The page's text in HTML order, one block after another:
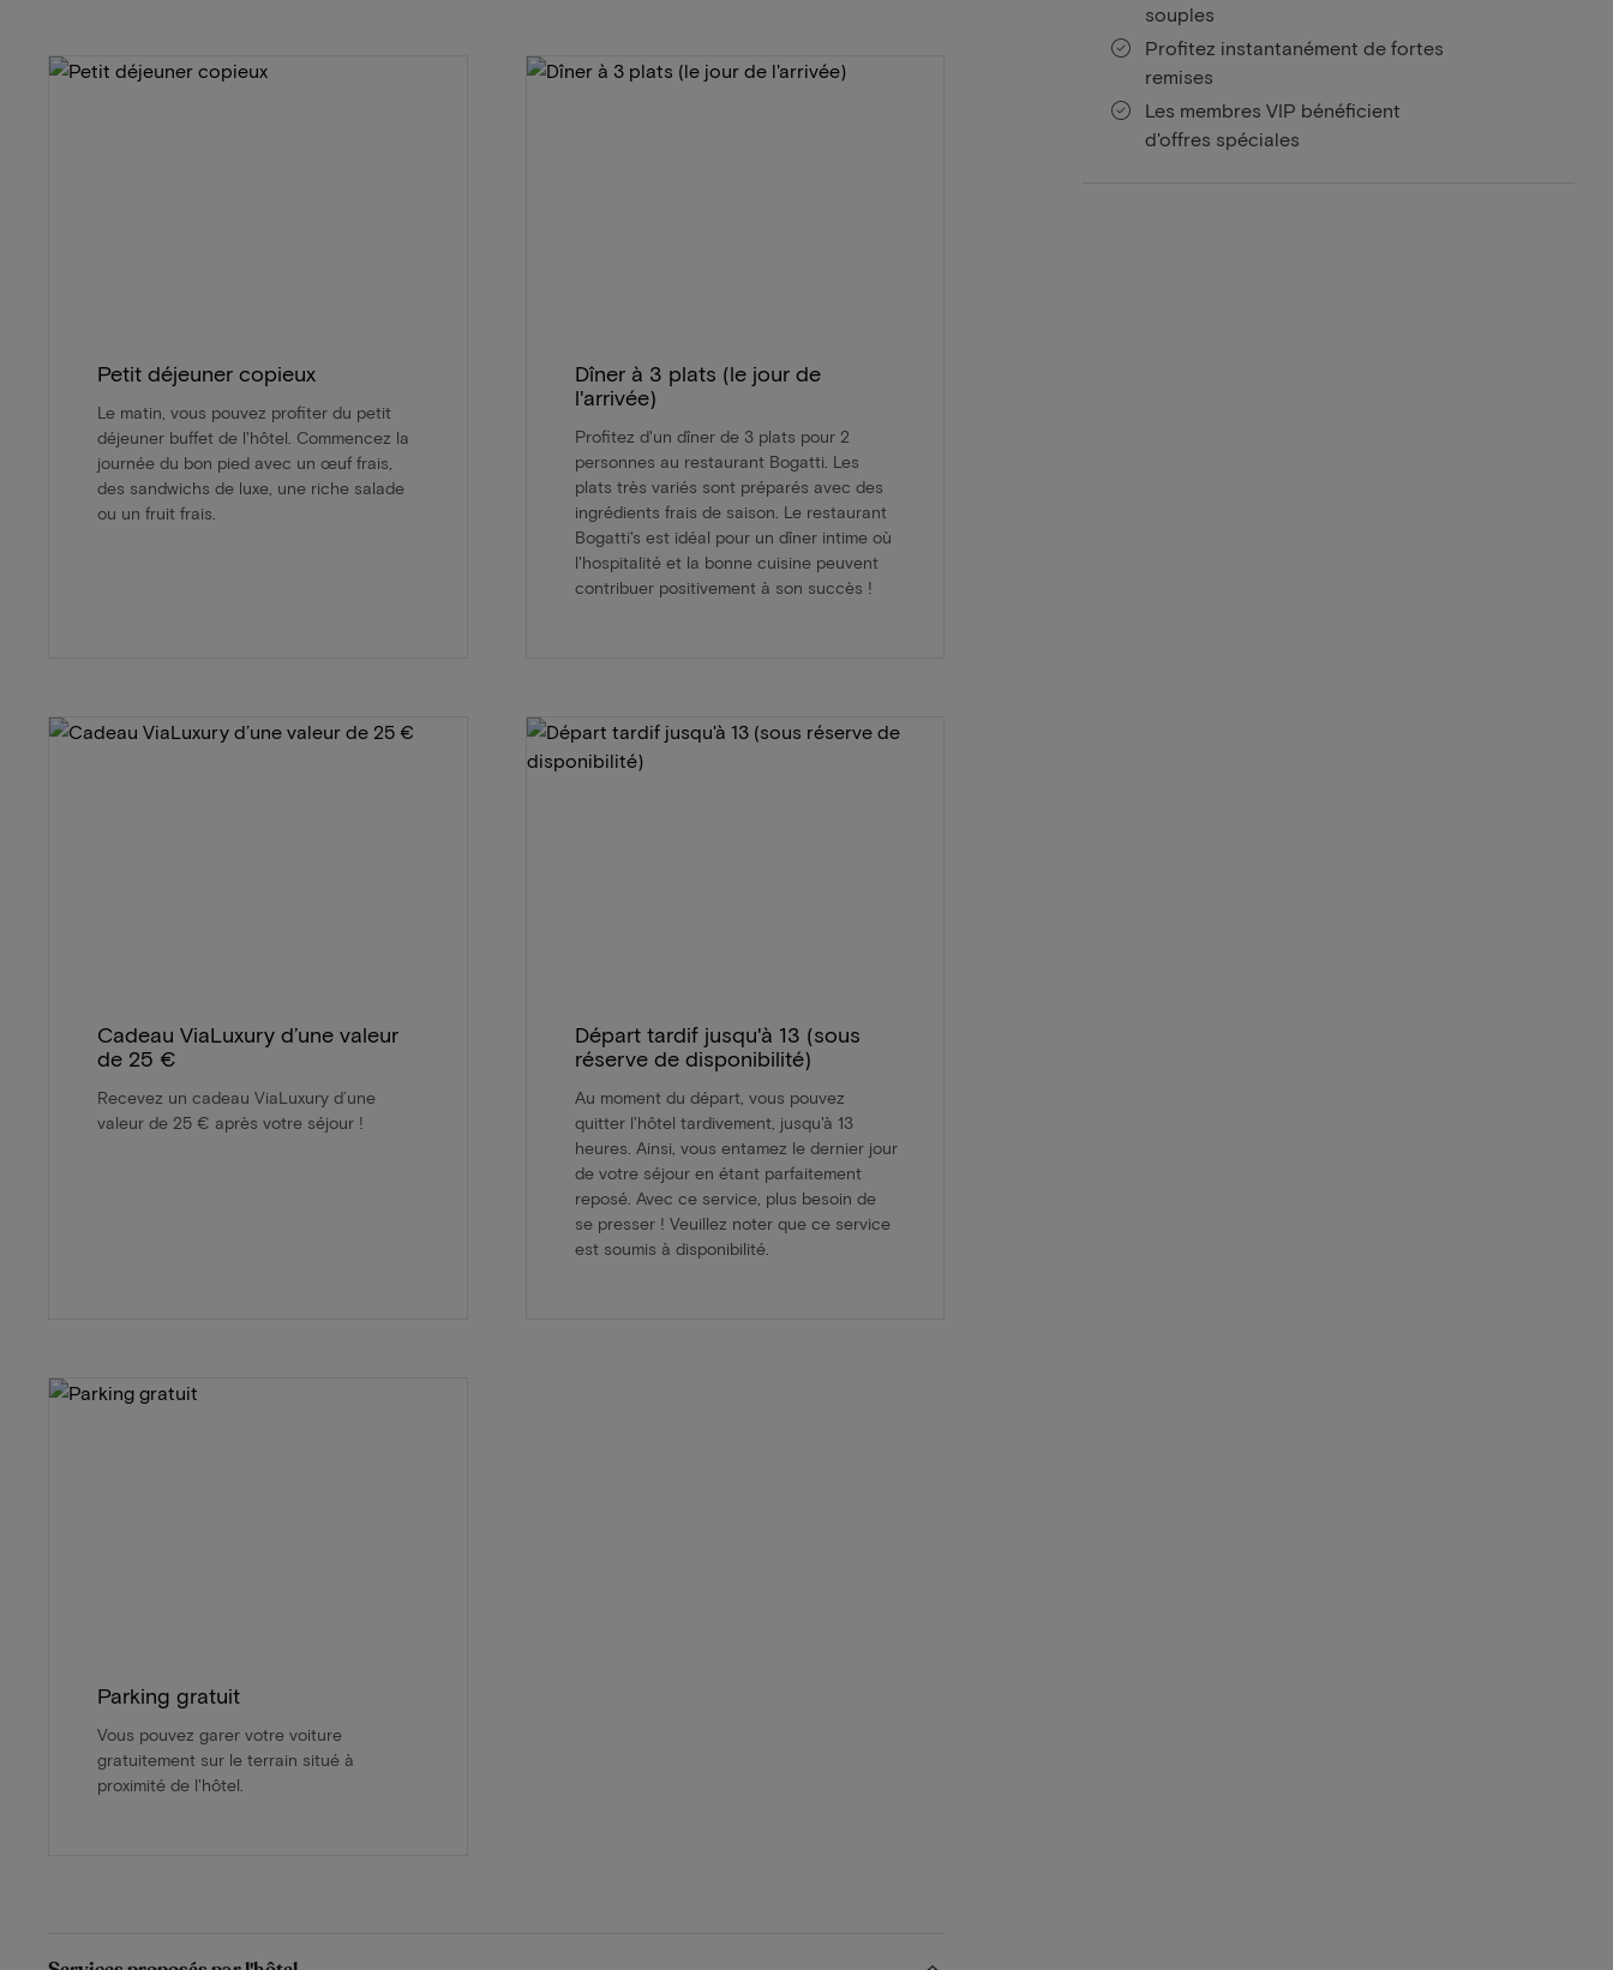
souples
Profitez instantanément de fortes
remises
Les membres VIP bénéficient
d'offres spéciales
Petit déjeuner copieux
Le matin, vous pouvez profiter du petit
déjeuner buffet de l'hôtel. Commencez la
journée du bon pied avec un œuf frais,
des sandwichs de luxe, une riche salade
ou un fruit frais.
Dîner à 3 plats (le jour de
l'arrivée)
Profitez d'un dîner de 3 plats pour 2
personnes au restaurant Bogatti. Les
plats très variés sont préparés avec des
ingrédients frais de saison. Le restaurant
Bogatti's est idéal pour un dîner intime où
l'hospitalité et la bonne cuisine peuvent
contribuer positivement à son succès !
Cadeau ViaLuxury d’une valeur
de 25 €
Recevez un cadeau ViaLuxury d’une
valeur de 25 € après votre séjour !
Départ tardif jusqu'à 13 (sous
réserve de disponibilité)
Au moment du départ, vous pouvez
quitter l'hôtel tardivement, jusqu'à 13
heures. Ainsi, vous entamez le dernier jour
de votre séjour en étant parfaitement
reposé. Avec ce service, plus besoin de
se presser ! Veuillez noter que ce service
est soumis à disponibilité.
Parking gratuit
Vous pouvez garer votre voiture
gratuitement sur le terrain situé à
proximité de l'hôtel.